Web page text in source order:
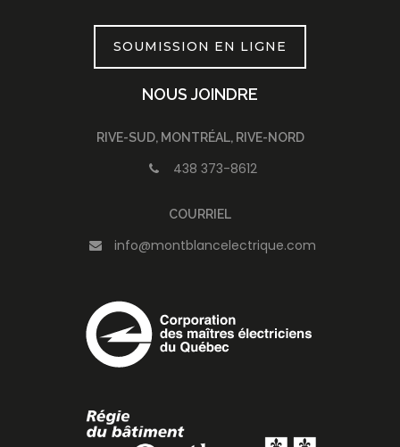
SOUMISSION EN LIGNE
NOUS JOINDRE
RIVE-SUD, MONTRÉAL, RIVE-NORD
438 373-8612
COURRIEL
info@montblancelectrique.com